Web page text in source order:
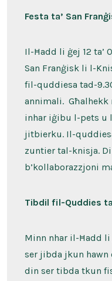
Festa ta’ San
Il-Ħadd li ġej 12 ta’
San Franġisk li l-
fil-quddiesa tad-
annimali.
inhar iġibu l-pets u
jitbierku. Il-
zuntier tal-knisja.
b’kollaborazzjoni
Tibdil fil-Quddies
Minn nhar il-Ħadd li
ser jibda jkun
din ser tibda tkun